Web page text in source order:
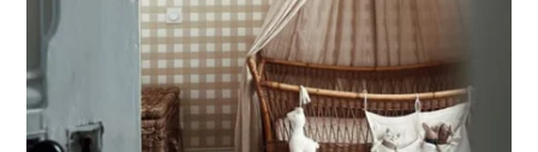
ample et immersif.
🔹
Adapté aux espaces où la hauteur est plus importante que
la largeur (montées d’escalier, pans de mur étroits, etc.).